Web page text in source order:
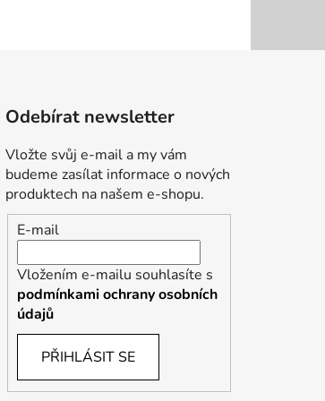
Odebírat newsletter
Vložte svůj e-mail a my vám
budeme zasílat informace o nových
produktech na našem e-shopu.
E-mail
Vložením e-mailu souhlasíte s
podmínkami ochrany osobních
údajů
PŘIHLÁSIT SE